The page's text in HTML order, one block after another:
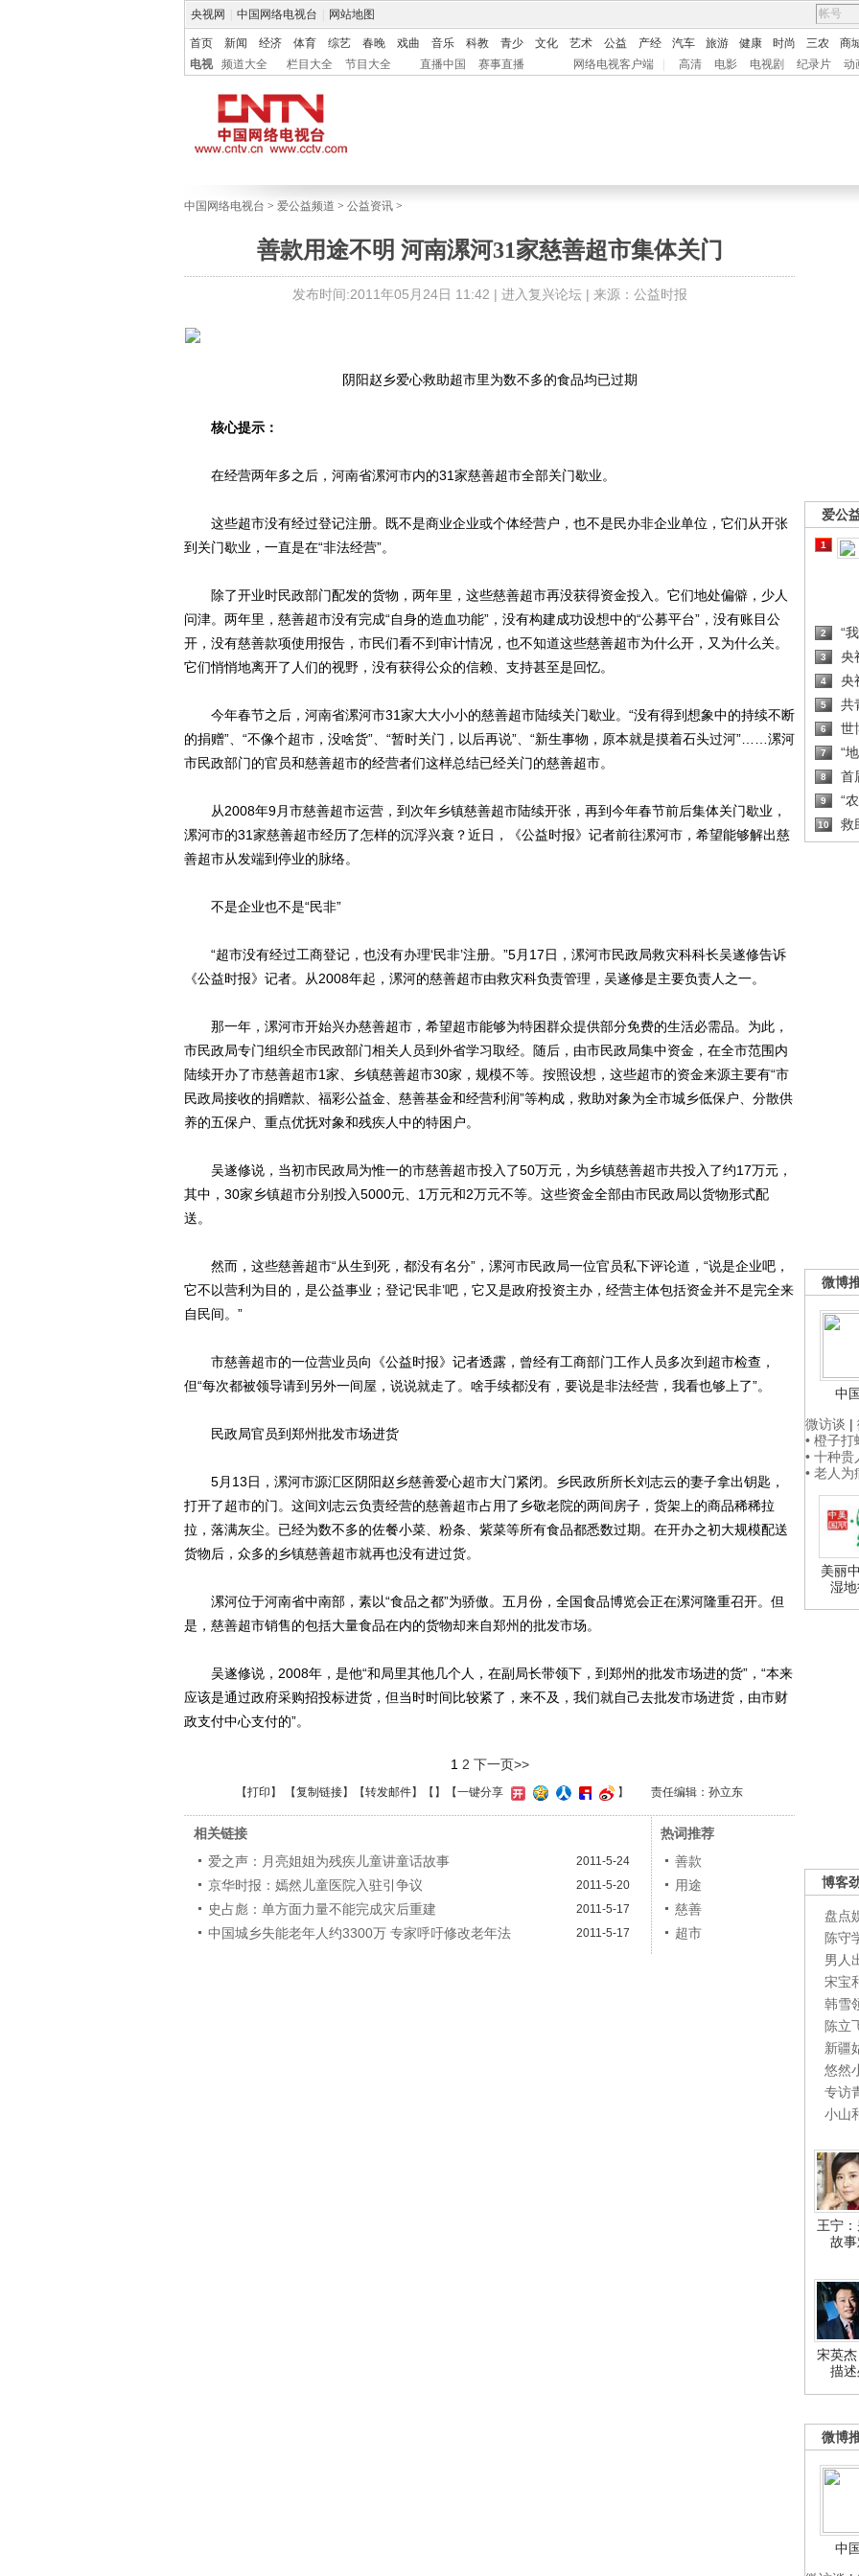
央视网 中国网络电视台 网站地图
首页 新闻 经济 体育 综艺 春晚 戏曲 音乐 科教 青少 文化 艺术 公益 产经 汽车 旅游 健康 时尚 三农 商
电视
频道大全 栏目大全 节目大全 直播中国 赛事直播 网络电视客户端 高清 电影 电视剧 纪录片 动
中国网络电视台 > 爱公益频道 > 公益资讯 >
善款用途不明 河南漯河31家慈善超市集体关门
发布时间:2011年05月24日 11:42 | 进入复兴论坛| 来源：公益时报
爱公
1
2 “
3 央
4 央
5 共
6 世
7 “
8 首
9 “
10 救
微博
中
微访谈 |
• 橙子打
• 十种
• 老人
美丽
湿
博客
盘点
陈守
男人
宋宝
韩雪
陈立
新疆
悠然
专访
小山
王宁
故
宋英杰
描
微博
中
阴阳赵乡爱心救助超市里为数不多的食品均已过期
核心提示：
在经营两年多之后，河南省漯河市内的31家慈善超市全部关门歇业。
这些超市没有经过登记注册。既不是商业企业或个体经营户，也不是民办非企业单位，它们从开张
到关门歇业，一直是在“非法经营”。
除了开业时民政部门配发的货物，两年里，这些慈善超市再没获得资金投入。它们地处偏僻，少人
问津。两年里，慈善超市没有完成“自身的造血功能”，没有构建成功设想中的“公募平台”，没有账目公
开，没有慈善款项使用报告，市民们看不到审计情况，也不知道这些慈善超市为什么开，又为什么关。
它们悄悄地离开了人们的视野，没有获得公众的信赖、支持甚至是回忆。
今年春节之后，河南省漯河市31家大大小小的慈善超市陆续关门歇业。“没有得到想象中的持续不断
的捐赠”、“不像个超市，没啥货”、“暂时关门，以后再说”、“新生事物，原本就是摸着石头过河”……漯河
市民政部门的官员和慈善超市的经营者们这样总结已经关门的慈善超市。
从2008年9月市慈善超市运营，到次年乡镇慈善超市陆续开张，再到今年春节前后集体关门歇业，
漯河市的31家慈善超市经历了怎样的沉浮兴衰？近日，《公益时报》记者前往漯河市，希望能够解出慈
善超市从发端到停业的脉络。
不是企业也不是“民非”
“超市没有经过工商登记，也没有办理‘民非’注册。”5月17日，漯河市民政局救灾科科长吴遂修告诉
《公益时报》记者。从2008年起，漯河的慈善超市由救灾科负责管理，吴遂修是主要负责人之一。
那一年，漯河市开始兴办慈善超市，希望超市能够为特困群众提供部分免费的生活必需品。为此，
市民政局专门组织全市民政部门相关人员到外省学习取经。随后，由市民政局集中资金，在全市范围内
陆续开办了市慈善超市1家、乡镇慈善超市30家，规模不等。按照设想，这些超市的资金来源主要有“市
民政局接收的捐赠款、福彩公益金、慈善基金和经营利润”等构成，救助对象为全市城乡低保户、分散供
养的五保户、重点优抚对象和残疾人中的特困户。
吴遂修说，当初市民政局为惟一的市慈善超市投入了50万元，为乡镇慈善超市共投入了约17万元，
其中，30家乡镇超市分别投入5000元、1万元和2万元不等。这些资金全部由市民政局以货物形式配
送。
然而，这些慈善超市“从生到死，都没有名分”，漯河市民政局一位官员私下评论道，“说是企业吧，
它不以营利为目的，是公益事业；登记‘民非’吧，它又是政府投资主办，经营主体包括资金并不是完全来
自民间。”
市慈善超市的一位营业员向《公益时报》记者透露，曾经有工商部门工作人员多次到超市检查，
但“每次都被领导请到另外一间屋，说说就走了。啥手续都没有，要说是非法经营，我看也够上了”。
民政局官员到郑州批发市场进货
5月13日，漯河市源汇区阴阳赵乡慈善爱心超市大门紧闭。乡民政所所长刘志云的妻子拿出钥匙，
打开了超市的门。这间刘志云负责经营的慈善超市占用了乡敬老院的两间房子，货架上的商品稀稀拉
拉，落满灰尘。已经为数不多的佐餐小菜、粉条、紫菜等所有食品都悉数过期。在开办之初大规模配送
货物后，众多的乡镇慈善超市就再也没有进过货。
漯河位于河南省中南部，素以“食品之都”为骄傲。五月份，全国食品博览会正在漯河隆重召开。但
是，慈善超市销售的包括大量食品在内的货物却来自郑州的批发市场。
吴遂修说，2008年，是他“和局里其他几个人，在副局长带领下，到郑州的批发市场进的货”，“本来
应该是通过政府采购招投标进货，但当时时间比较紧了，来不及，我们就自己去批发市场进货，由市财
政支付中心支付的”。
1 2 下一页>>
【打印 】 【复制链接】【转发邮件】【 】 【一键分享 】 责任编辑：孙立东
相关链接
爱之声：月亮姐姐为残疾儿童讲童话故事
2011-5-24
京华时报：嫣然儿童医院入驻引争议 2011-5-20
史占彪：单方面力量不能完成灾后重建 2011-5-17
中国城乡失能老年人约3300万 专家呼吁修改老年法 2011-5-17
热词推荐
善款
用途
慈善
超市